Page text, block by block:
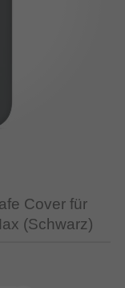
Cover für
(Schwarz)